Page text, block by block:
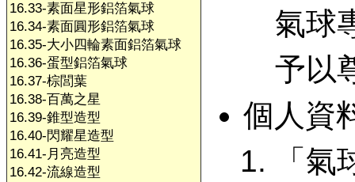
16.33-素面星形鋁箔氣球
16.34-素面圓形鋁箔氣球
16.35-大小四輪素面鋁箔氣球
16.36-蛋型鋁箔氣球
16.37-棕閭葉
16.38-百萬之星
16.39-錐型造型
16.40-閃耀星造型
16.41-月亮造型
16.42-流線造型
氣球
予以
個人資
「